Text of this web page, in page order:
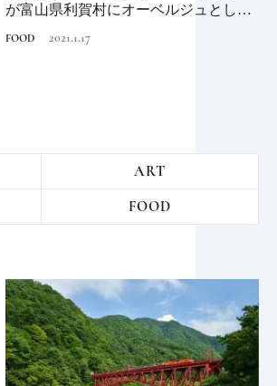
が富山県利賀村にオーベルジュとして
FOOD 2021.1.17
ART
FOOD